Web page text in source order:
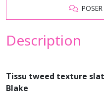
POSER
Description
Tissu tweed texture
Blake